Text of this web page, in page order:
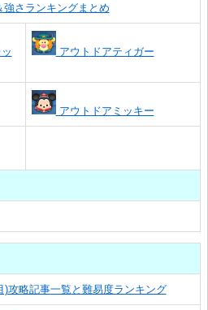
さランキングまとめ
アウトドアティガー
アウトドアミッキー
攻略記事一覧と難易度ランキング